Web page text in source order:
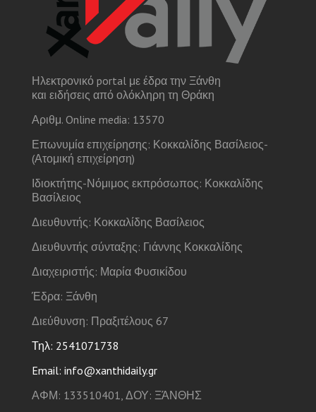
Ηλεκτρονικό portal με έδρα την Ξάνθη
και ειδήσεις από ολόκληρη τη Θράκη
Αριθμ. Online media: 13570
Επωνυμία επιχείρησης: Κοκκαλίδης Βασίλειος-
(Ατομική επιχείρηση)
Ιδιοκτήτης-Νόμιμος εκπρόσωπος: Κοκκαλίδης
Βασίλειος
Διευθυντής: Κοκκαλίδης Βασίλειος
Διευθυντής σύνταξης: Γιάννης Κοκκαλίδης
Διαχειριστής: Μαρία Φυσικίδου
Έδρα: Ξάνθη
Διεύθυνση: Πραξιτέλους 67
Τηλ: 2541071738
Email: info@xanthidaily.gr
ΑΦΜ: 133510401, ΔΟΥ: ΞΆΝΘΗΣ